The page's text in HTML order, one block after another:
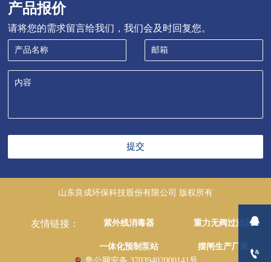
产品报价
请将您的需求留言给我们，我们会及时回复您。
提交
山东良成环保科技股份有限公司 版权所有
友情链接： 紫外线消毒器 重力无阀过滤器
一体化预制泵站
摆闸生产厂家

